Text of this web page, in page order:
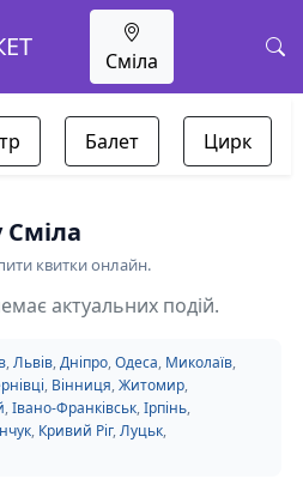
Сміла
Балет Цирк
Сміла
квитки онлайн.
актуальних подій.
,Львів,Дніпро,Одеса, Миколаїв,
, Вінниця,Житомир,
,Івано-Франківськ,Ірпінь,
, Кривий Ріг,Луцьк,